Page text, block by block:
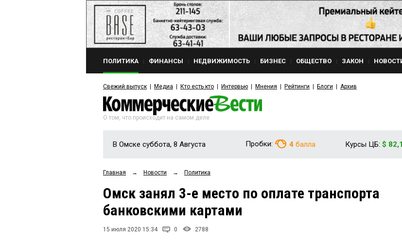
ПОЛИТИКА ФИНАНСЫ НЕДВИЖИМОСТЬ БИЗНЕС ОБЩЕСТВО ЗАКОН
Свежий выпуск Медиа Кто есть кто Интервью Мнения Рейтинги Блоги Архив
О том, что происходит на самом деле
В Омске суббота, 8 Августа Пробки: 4 балла Курсы ЦБ: $
Главная → Новости → Политика
Омск занял 3-е место по оплате транспорта
банковскими картами
15 июля 2020 15:34 0 2788